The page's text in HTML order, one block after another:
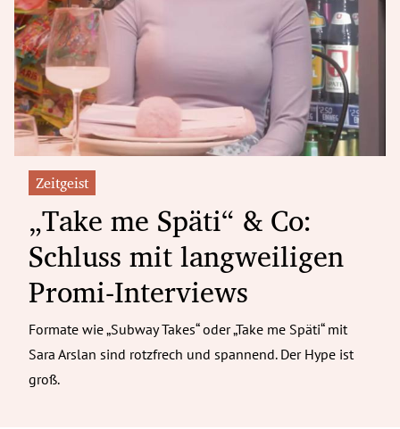
Zeitgeist
„Take me Späti“ & Co:
Schluss mit langweiligen
Promi-Interviews
Formate wie „Subway Takes“ oder „Take me Späti“ mit
Sara Arslan sind rotzfrech und spannend. Der Hype ist
groß.